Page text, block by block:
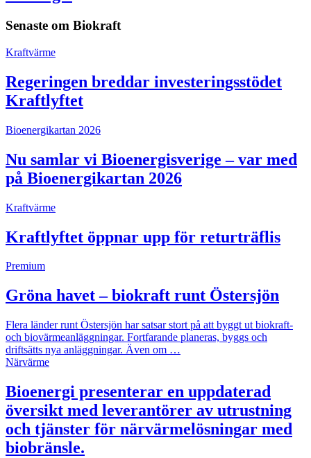
Senaste om Biokraft
Kraftvärme
Regeringen breddar investeringsstödet
Kraftlyftet
Bioenergikartan 2026
Nu samlar vi Bioenergisverige – var med
på Bioenergikartan 2026
Kraftvärme
Kraftlyftet öppnar upp för returträflis
Premium
Gröna havet – biokraft runt Östersjön
Flera länder runt Östersjön har satsar stort på att byggt ut biokraft-
och biovärmeanläggningar. Fortfarande planeras, byggs och
driftsätts nya anläggningar. Även om …
Närvärme
Bioenergi presenterar en uppdaterad
översikt med leverantörer av utrustning
och tjänster för närvärmelösningar med
biobränsle.